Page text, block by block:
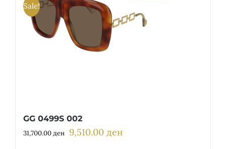
Sale!
GG 0499S 002
31,700.00ден Original
9,510.00 денCurrent